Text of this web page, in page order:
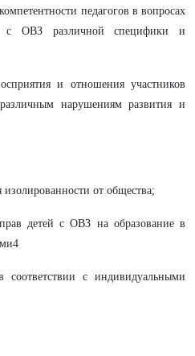
педагогов в вопросах
с ОВЗ различной специфики и
и отношения участников
различным нарушениям развития и
от общества;
детей с ОВЗ на образование в
с индивидуальными